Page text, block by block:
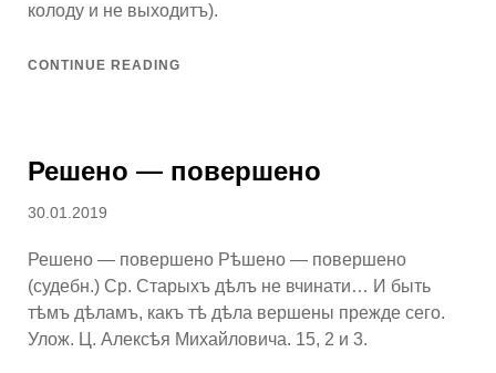
колоду и не выходитъ).
CONTINUE READING
Решено — повершено
Posted
30.01.2019
Решено — повершено Рѣшено — повершено
(судебн.) Ср. Старыхъ дѣлъ не вчинати… И быть
тѣмъ дѣламъ, какъ тѣ дѣла вершены прежде сего.
Улож. Ц. Алексѣя Михайловича. 15, 2 и 3.